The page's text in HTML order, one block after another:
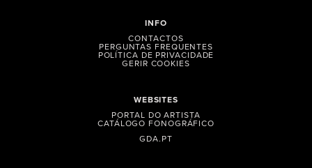
WEBSITES
PORTAL DO ARTISTA
CATÁLOGO FONOGRÁFICO
GDA.PT
INFO
CONTACTOS
PERGUNTAS FREQUENTES
POLÍTICA DE PRIVACIDADE
GERIR COOKIES